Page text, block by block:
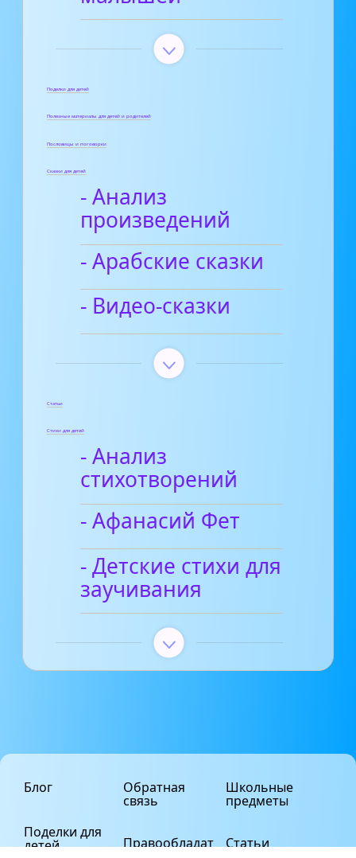
Поделки для детей
Полезные материалы для детей и родителей
Пословицы и поговорки
Сказки для детей
- Анализ
произведений
- Арабские сказки
- Видео-сказки
Статьи
Стихи для детей
- Анализ
стихотворений
- Афанасий Фет
- Детские стихи для
заучивания
Блог
Поделки для
детей
Обратная
связь
Правообладат
Школьные
предметы
Статьи